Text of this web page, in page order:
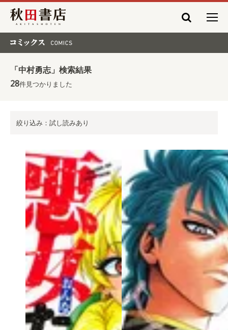
秋田書店
「中村勇志」検索結果
28件見つかりました
絞り込み：試し読みあり